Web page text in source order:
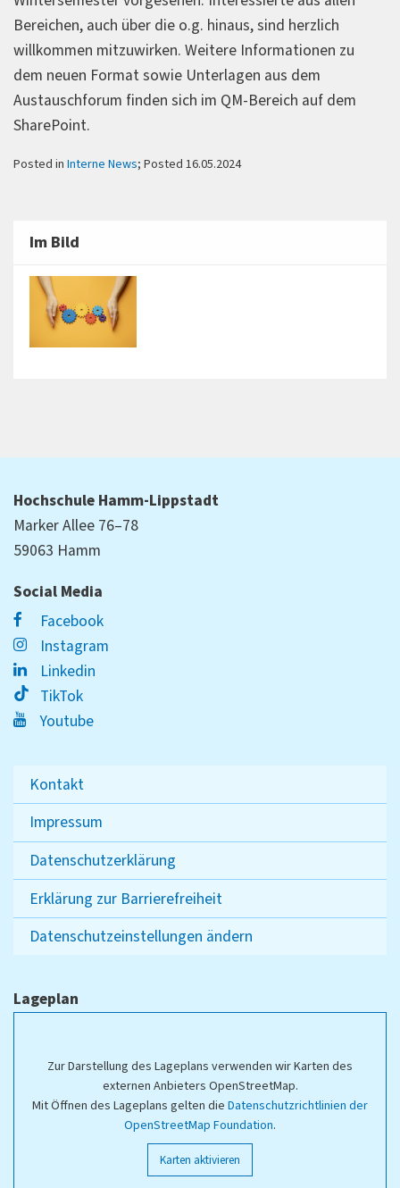
Bereichen, auch über die o.g. hinaus, sind herzlich
willkommen mitzuwirken. Weitere Informationen zu
dem neuen Format sowie Unterlagen aus dem
Austauschforum finden sich im QM-Bereich auf dem
SharePoint.
Posted in Interne News; Posted 16.05.2024
Im Bild
Hochschule Hamm-Lippstadt
Marker Allee 76–78
59063 Hamm
Social Media
Facebook
Instagram
Linkedin
TikTok
Youtube
Kontakt
Impressum
Datenschutzerklärung
Erklärung zur Barrierefreiheit
Datenschutzeinstellungen ändern
Lageplan
Zur Darstellung des Lageplans verwenden wir Karten des
externen Anbieters OpenStreetMap.
Mit Öffnen des Lageplans gelten die Datenschutzrichtlinien der
OpenStreetMap Foundation.
Karten aktivieren